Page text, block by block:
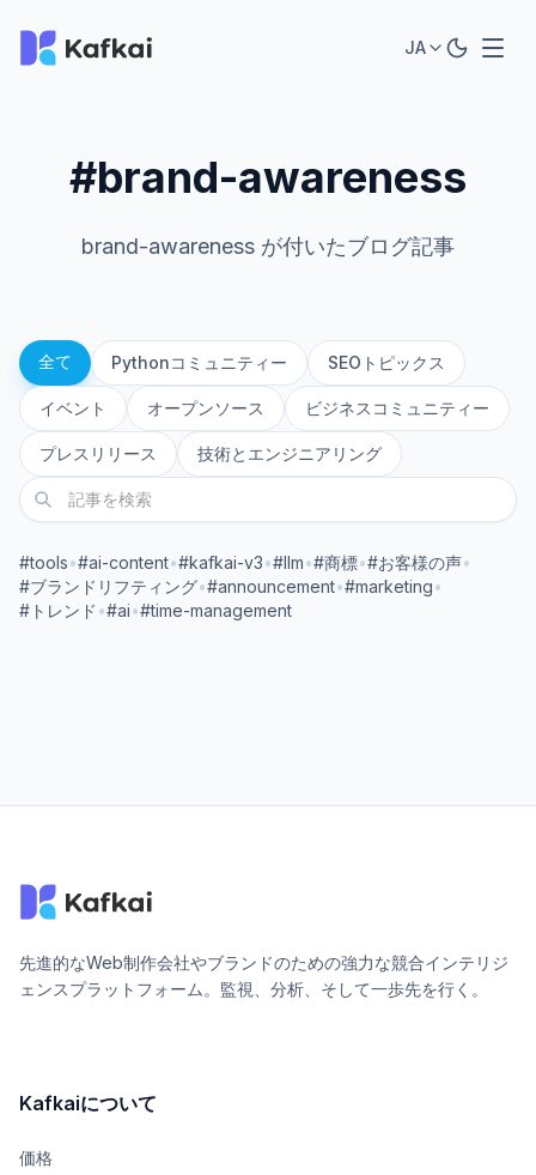
JA
#brand-awareness
brand-awareness が付いたブログ記事
全て Pythonコミュニティー SEOトピックス
イベント オープンソース ビジネスコミュニティー
プレスリリース 技術とエンジニアリング
#tools•#ai-content•#kafkai-v3•#llm•#商標•#お客様の声•
#ブランドリフティング•#announcement•#marketing•
#トレンド •#ai•#time-management
先進的なWeb制作会社やブランドのための強力な競合インテリジ
ェンスプラットフォーム。監視、分析、そして一歩先を行く。
Kafkaiについて
価格